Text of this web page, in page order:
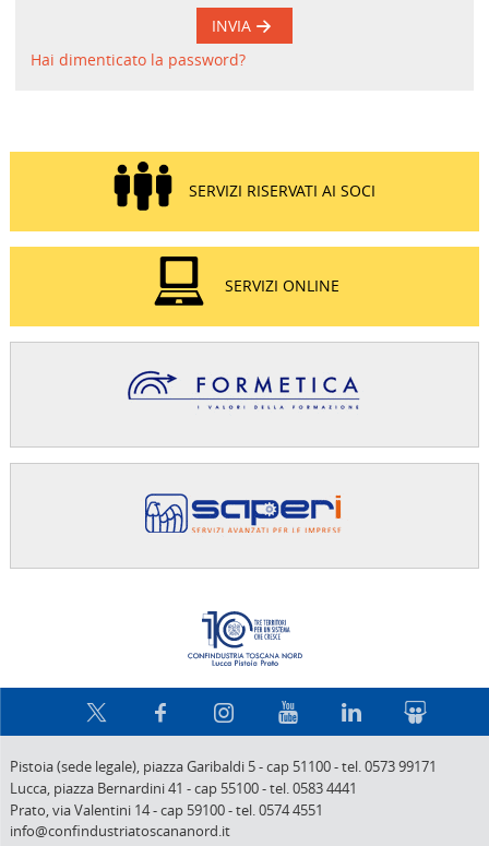
INVIA
Hai dimenticato la password?
SERVIZI RISERVATI AI SOCI
SERVIZI ONLINE
Pistoia (sede legale), piazza Garibaldi 5-cap 51100-tel. 0573 99171
Lucca, piazza Bernardini 41 -cap 55100-tel. 0583 4441
Prato,via Valentini 14-cap 59100-tel. 0574 4551
info@confindustriatoscananord.it